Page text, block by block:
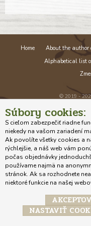
Home About the author
Alphabetical list
© 2019 -
Súbory cookies:
S cieľom zabezpečiť riadne
niekedy na vašom zariadení
Ak povolíte všetky cookies a
rýchlejšie, a náš web vám
počas objednávky
používame najmä na
stránok. Ak sa rozhodnete
niektoré funkcie na našej
NASTAVIŤ